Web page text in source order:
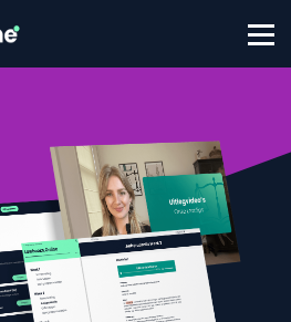
FAQ